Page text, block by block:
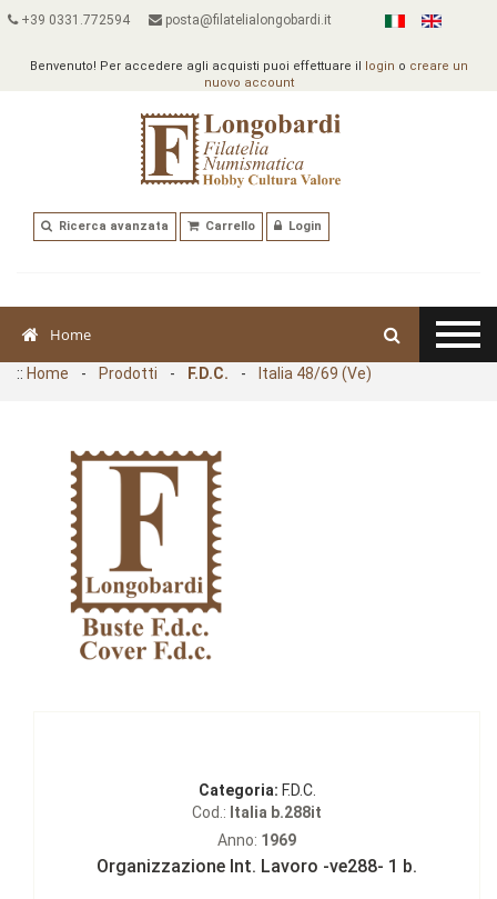
+39 0331.772594 posta@filatelialongobardi.it
Benvenuto! Per accedere agli acquisti puoi effettuare il login o creare un
nuovo account
Ricerca avanzata Carrello Login
Home
:: Home - Prodotti - F.D.C. - Italia 48/69 (Ve)
Categoria: F.D.C.
Cod.: Italia b.288it
Anno: 1969
Organizzazione Int. Lavoro -ve288- 1 b.